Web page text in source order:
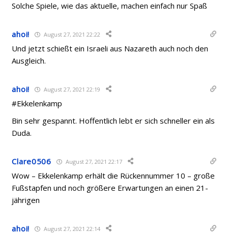
Solche Spiele, wie das aktuelle, machen einfach nur Spaß
ahoi! August 27, 2021 22:22
Und jetzt schießt ein Israeli aus Nazareth auch noch den
Ausgleich.
ahoi! August 27, 2021 22:19
#Ekkelenkamp
Bin sehr gespannt. Hoffentlich lebt er sich schneller ein als
Duda.
Clare0506 August 27, 2021 22:17
Wow – Ekkelenkamp erhält die Rückennummer 10 – große
Fußstapfen und noch größere Erwartungen an einen 21-
jährigen
ahoi! August 27, 2021 22:14